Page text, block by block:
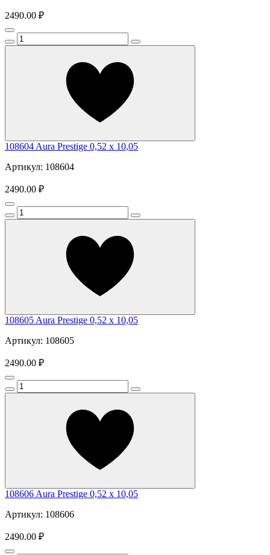
2490.00 ₽
108604 Aura Prestige 0,52 x 10,05
Артикул: 108604
2490.00 ₽
108605 Aura Prestige 0,52 x 10,05
Артикул: 108605
2490.00 ₽
108606 Aura Prestige 0,52 x 10,05
Артикул: 108606
2490.00 ₽